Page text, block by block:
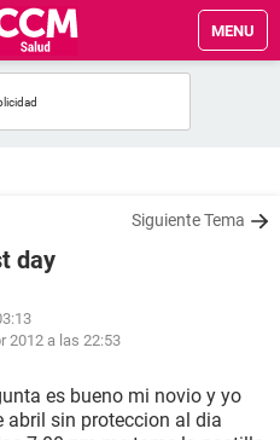
MENU
Siguiente Tema
day
2012 a las 22:53
es bueno mi novio y yo
abril sin proteccion al dia